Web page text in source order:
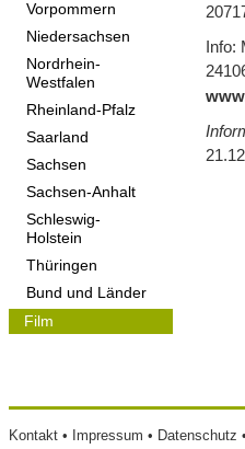
Vorpommern
Niedersachsen
Nordrhein-
Westfalen
Rheinland-Pfalz
Saarland
Sachsen
Sachsen-Anhalt
Schleswig-
Holstein
Thüringen
Bund und Länder
Film
Info:
Footer
Kontakt Impressum Datenschutz